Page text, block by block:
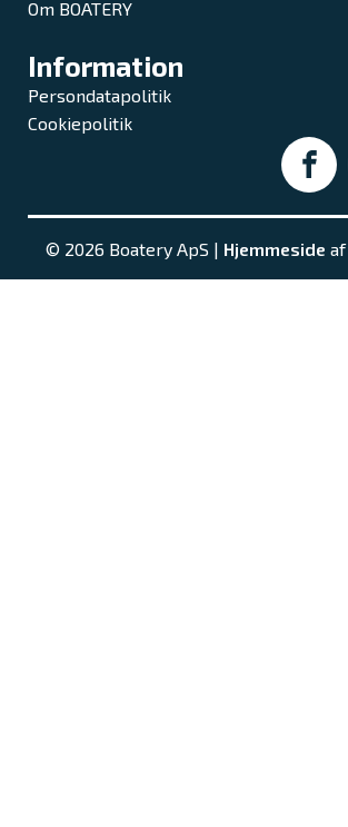
Om BOATERY
Information
Persondatapolitik
Cookiepolitik
© 2026 Boatery ApS | Hjemmeside af